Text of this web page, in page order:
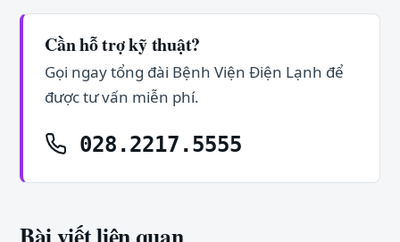
Cần hỗ trợ kỹ thuật?
Gọi ngay tổng đài Bệnh Viện Điện Lạnh để
được tư vấn miễn phí.
028.2217.5555